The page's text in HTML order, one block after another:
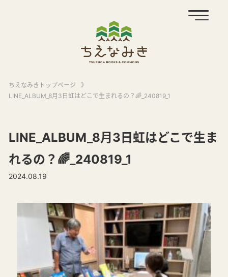
ちえなみきトップページ
》
LINE_ALBUM_8月3日虹はどこで生まれるの？🌈_240819_1
LINE_ALBUM_8月3日虹はどこで生ま
れるの？🌈_240819_1
2024.08.19